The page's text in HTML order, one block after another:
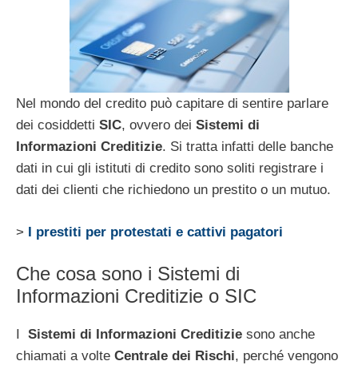
Nel mondo del credito può capitare di sentire parlare
dei cosiddetti SIC, ovvero dei Sistemi di
Informazioni Creditizie. Si tratta infatti delle banche
dati in cui gli istituti di credito sono soliti registrare i
dati dei clienti che richiedono un prestito o un mutuo.
> I prestiti per protestati e cattivi pagatori
Che cosa sono i Sistemi di
Informazioni Creditizie o SIC
I Sistemi di Informazioni Creditizie sono anche
chiamati a volte Centrale dei Rischi, perché vengono